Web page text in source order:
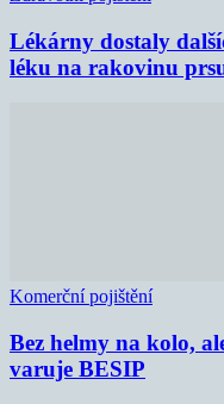
Lékárny dostaly
léku na rakovinu
Komerční pojištění
Bez helmy na kolo,
varuje BESIP